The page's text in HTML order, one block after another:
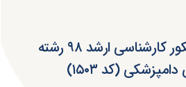
دانلود سوالات کنکور کارشناسی ارشد ۹۸ رشته
(کد ۱۵۰۳)